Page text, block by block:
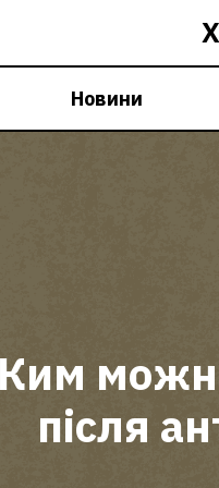
Новини
Ким
після